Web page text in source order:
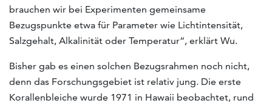
brauchen wir bei Experimenten gemeinsame
Bezugspunkte etwa für Parameter wie Lichtintensität,
Salzgehalt, Alkalinität oder Temperatur“, erklärt Wu.
Bisher gab es einen solchen Bezugsrahmen noch nicht,
denn das Forschungsgebiet ist relativ jung. Die erste
Korallenbleiche wurde 1971 in Hawaii beobachtet, rund